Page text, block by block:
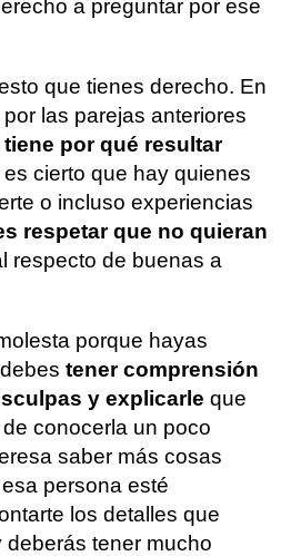
a preguntar por ese
que tienes derecho. En
las parejas anteriores
tiene por qué resultar
cierto que hay quienes
o incluso experiencias
respetar que no quieran
respecto de buenas a
porque hayas
tener comprensión
y explicarle que
conocerla un poco
saber más cosas
persona esté
los detalles que
deberás tener mucho